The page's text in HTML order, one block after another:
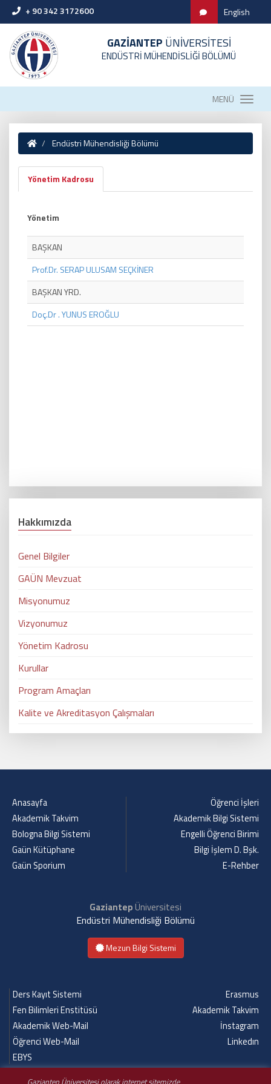
+ 90 342 3172600 English
GAZİANTEP ÜNİVERSİTESİ
ENDÜSTRİ MÜHENDİSLİĞİ BÖLÜMÜ
MENÜ
Endüstri Mühendisliği Bölümü
Yönetim Kadrosu
Yönetim
BAŞKAN
Prof.Dr. SERAP ULUSAM SEÇKİNER
BAŞKAN YRD.
Doç.Dr . YUNUS EROĞLU
Hakkımızda
Genel Bilgiler
GAÜN Mevzuat
Misyonumuz
Vizyonumuz
Yönetim Kadrosu
Kurullar
Program Amaçları
Kalite ve Akreditasyon Çalışmaları
Anasayfa
Akademik Takvim
Bologna Bilgi Sistemi
Gaün Kütüphane
Gaün Sporium
Öğrenci İşleri
Akademik Bilgi Sistemi
Engelli Öğrenci Birimi
Bilgi İşlem D. Bşk.
E-Rehber
GaziantepÜniversitesi
Endüstri Mühendisliği Bölümü
Mezun Bilgi Sistemi
Ders Kayıt Sistemi
Fen Bilimleri Enstitüsü
Akademik Web-Mail
Öğrenci Web-Mail
EBYS
Erasmus
Akademik Takvim
İnstagram
Linkedın